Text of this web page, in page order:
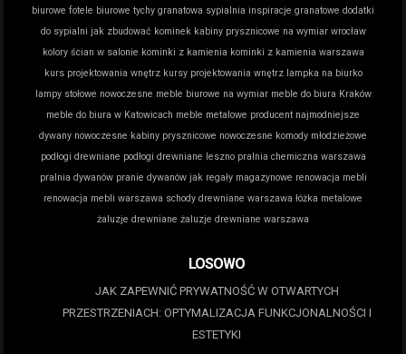
biurowe fotele biurowe tychy granatowa sypialnia inspiracje granatowe dodatki
do sypialni jak zbudować kominek kabiny prysznicowe na wymiar wrocław
kolory ścian w salonie kominki z kamienia kominki z kamienia warszawa
kurs projektowania wnętrz kursy projektowania wnętrz lampka na biurko
lampy stołowe nowoczesne meble biurowe na wymiar meble do biura Kraków
meble do biura w Katowicach meble metalowe producent najmodniejsze
dywany nowoczesne kabiny prysznicowe nowoczesne komody młodzieżowe
podłogi drewniane podłogi drewniane leszno pralnia chemiczna warszawa
pralnia dywanów pranie dywanów jak regały magazynowe renowacja mebli
renowacja mebli warszawa schody drewniane warszawa łóżka metalowe
żaluzje drewniane żaluzje drewniane warszawa
LOSOWO
JAK ZAPEWNIĆ PRYWATNOŚĆ W OTWARTYCH
PRZESTRZENIACH: OPTYMALIZACJA FUNKCJONALNOŚCI I
ESTETYKI